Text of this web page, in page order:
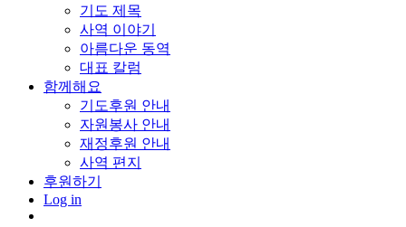
기도 제목
사역 이야기
아름다운 동역
대표 칼럼
함께해요
기도후원 안내
자원봉사 안내
재정후원 안내
사역 편지
후원하기
Log in